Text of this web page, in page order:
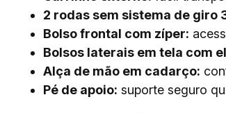
2 rodas sem sistema de giro
Bolso frontal com zíper:
Bolsos laterais em tela com
Alça de mão em cadarço:
Pé de apoio: suporte seguro